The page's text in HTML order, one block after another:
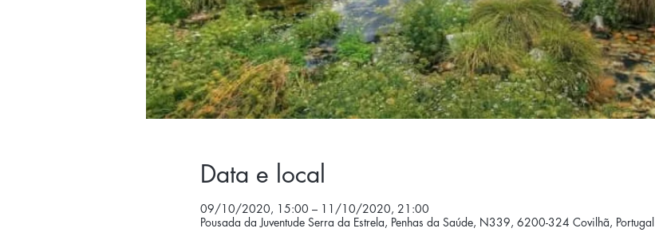
Data e local
09/10/2020, 15:00 – 11/10/2020, 21:00
Pousada da Juventude Serra da Estrela, Penhas da Saúde, N339, 6200-324 Covilhã, Portugal